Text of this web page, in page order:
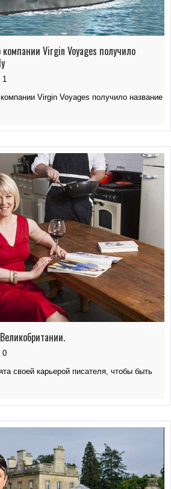
компании Virgin Voyages получило
1
Virgin Voyages получило название
0
своей карьерой писателя, чтобы быть